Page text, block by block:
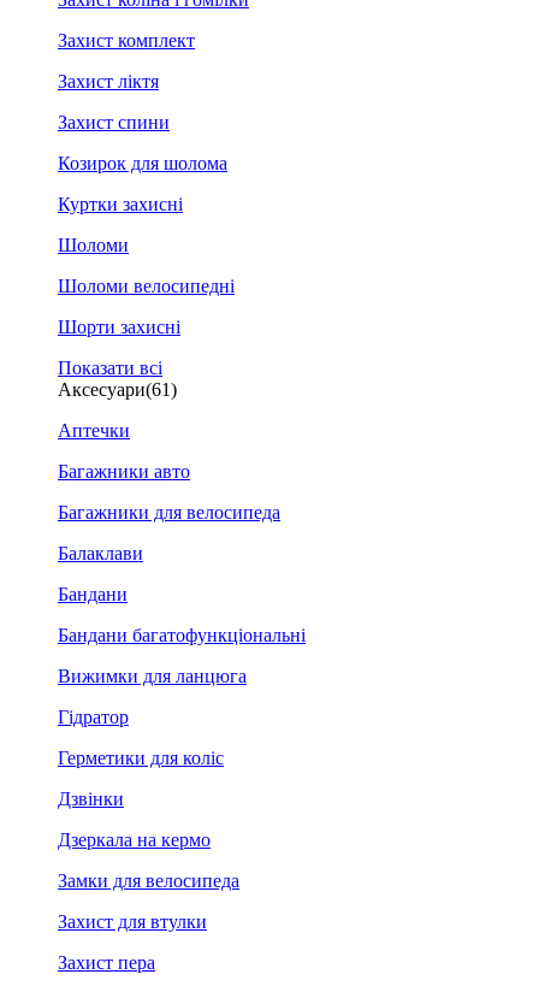
Захист комплект
Захист ліктя
Захист спини
Козирок для шолома
Куртки захисні
Шоломи
Шоломи велосипедні
Шорти захисні
Показати всі
Аксесуари(61)
Аптечки
Багажники авто
Багажники для велосипеда
Балаклави
Бандани
Бандани багатофункціональні
Вижимки для ланцюга
Гідратор
Герметики для коліс
Дзвінки
Дзеркала на кермо
Замки для велосипеда
Захист для втулки
Захист пера